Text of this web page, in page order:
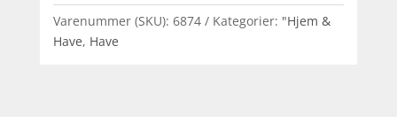
Varenummer (SKU): 6874 Kategorier: "Hjem &
Have, Have